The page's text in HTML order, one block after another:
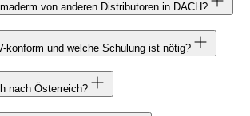
von anderen Distributoren in DACH?
konform und welche Schulung ist nötig?
nach Österreich?